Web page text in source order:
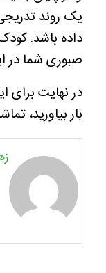
یک روند
داده باشد.
صبوری شما در
در نهایت برای
بار بیاورید،